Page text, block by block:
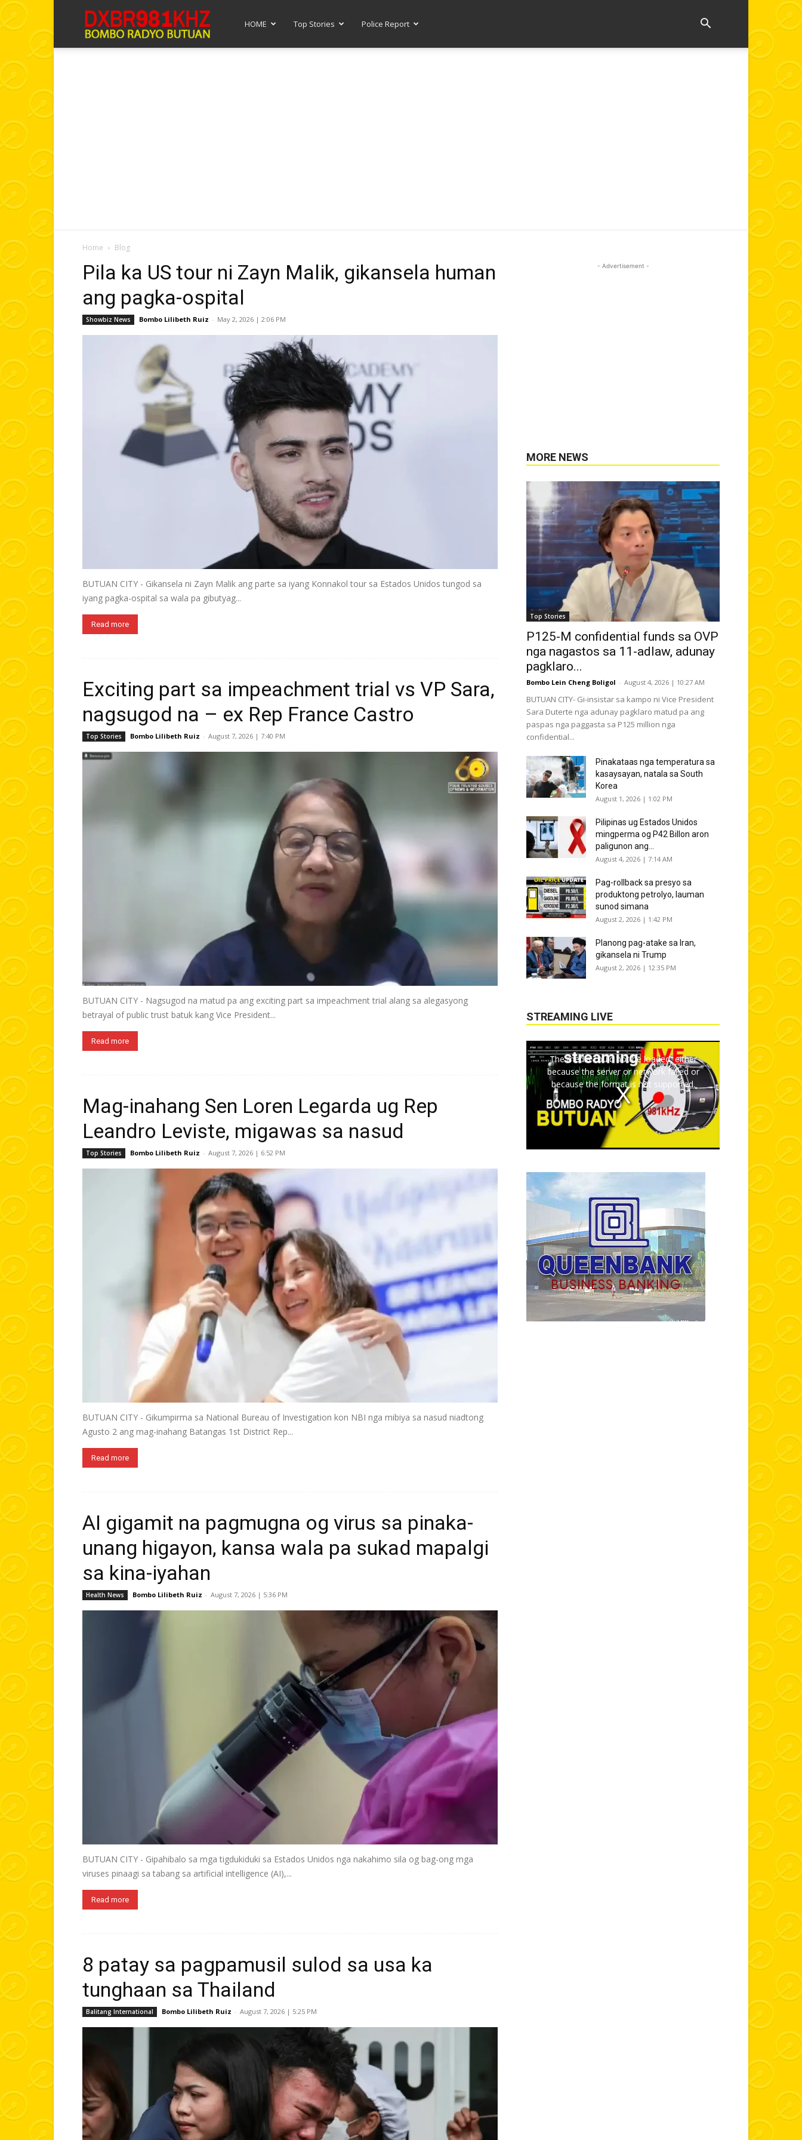
Bombo HOME Top Stories Police Report
Home Blog
Pila ka US tour ni Zayn Malik, gikansela human
ang pagka-ospital
Showbiz News Bombo Lilibeth Ruiz - May 2, 2026 | 2:06 PM
BUTUAN CITY - Gikansela ni Zayn Malik ang parte sa iyang Konnakol tour sa Estados Unidos tungod sa
iyang pagka-ospital sa wala pa gibutyag...
Read more
Exciting part sa impeachment trial vs VP Sara,
nagsugod na – ex Rep France Castro
Top Stories Bombo Lilibeth Ruiz - August 7, 2026 | 7:40 PM
BUTUAN CITY - Nagsugod na matud pa ang exciting part sa impeachment trial alang sa alegasyong
betrayal of public trust batuk kang Vice President...
Read more
Mag-inahang Sen Loren Legarda ug Rep
Leandro Leviste, migawas sa nasud
Top Stories Bombo Lilibeth Ruiz - August 7, 2026 | 6:52 PM
BUTUAN CITY - Gikumpirma sa National Bureau of Investigation kon NBI nga mibiya sa nasud niadtong
Agusto 2 ang mag-inahang Batangas 1st District Rep...
Read more
AI gigamit na pagmugna og virus sa pinaka-
unang higayon, kansa wala pa sukad mapalgi
sa kina-iyahan
Health News Bombo Lilibeth Ruiz - August 7, 2026 | 5:36 PM
BUTUAN CITY - Gipahibalo sa mga tigdukiduki sa Estados Unidos nga nakahimo sila og bag-ong mga
viruses pinaagi sa tabang sa artificial intelligence (AI),...
Read more
8 patay sa pagpamusil sulod sa usa ka
tunghaan sa Thailand
Balitang International Bombo Lilibeth Ruiz - August 7, 2026 | 5:25 PM
- Advertisement -
MORE NEWS
Top Stories
P125-M confidential funds sa OVP
nga nagastos sa 11-adlaw, adunay
pagklaro...
Bombo Lein Cheng Boligol - August 4, 2026 | 10:27 AM
BUTUAN CITY- Gi-insistar sa kampo ni Vice President
Sara Duterte nga adunay pagklaro matud pa ang
paspas nga paggasta sa P125 million nga
confidential...
Pinakataas nga temperatura sa
kasaysayan, natala sa South
Korea
August 1, 2026 | 1:02 PM
Pilipinas ug Estados Unidos
mingperma og P42 Billon aron
paligunon ang...
August 4, 2026 | 7:14 AM
Pag-rollback sa presyo sa
produktong petrolyo, lauman
sunod simana
August 2, 2026 | 1:42 PM
Planong pag-atake sa Iran,
gikansela ni Trump
August 2, 2026 | 12:35 PM
STREAMING LIVE
The media could not be loaded, either
because the server or network failed or
because the format is not supported.